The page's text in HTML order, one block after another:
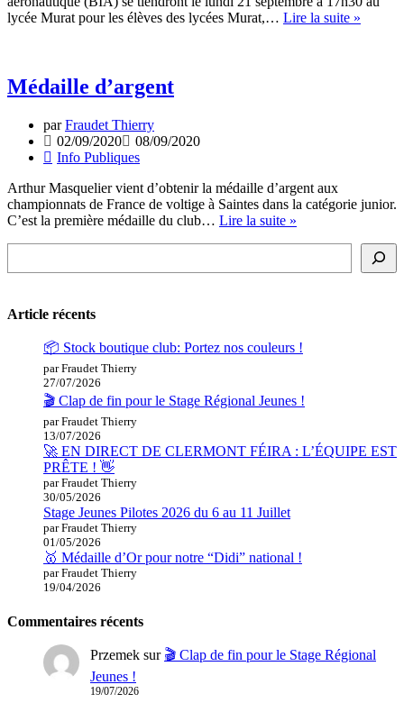
lycée Murat pour les élèves des lycées Murat,… Lire la suite »
Médaille d’argent
parFraudet Thierry
02/09/2020
08/09/2020
Info Publiques
Arthur Masquelier vient d’obtenir la médaille d’argent aux
championnats de France de voltige à Saintes dans la catégorie junior.
C’est la première médaille du club… Lire la suite »
Article récents
📦 Stock boutique club: Portez nos couleurs !
par Fraudet Thierry
27/07/2026
🎬 Clap de fin pour le Stage Régional Jeunes !
par Fraudet Thierry
13/07/2026
🚀 EN DIRECT DE CLERMONT FÉIRA : L’ÉQUIPE EST
PRÊTE ! 👋
par Fraudet Thierry
30/05/2026
Stage Jeunes Pilotes 2026 du 6 au 11 Juillet
par Fraudet Thierry
01/05/2026
🥇 Médaille d’Or pour notre “Didi” national !
par Fraudet Thierry
19/04/2026
Commentaires récents
Przemek sur 🎬 Clap de fin pour le Stage Régional
Jeunes !
19/07/2026